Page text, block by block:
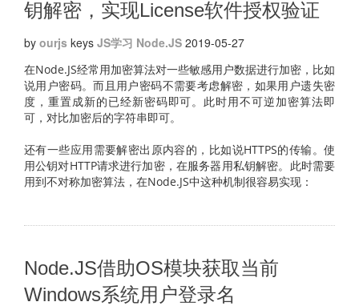
钥解密，实现License软件授权验证
by ourjs keys JS学习 Node.JS 2019-05-27
在Node.JS经常用加密算法对一些敏感用户数据进行加密，比如
说用户密码。而且用户密码不需要考虑解密，如果用户遗失密
度，重置成新的已经新密码即可。此时用不可逆加密算法即
可，对比加密后的字符串即可。
还有一些应用需要解密出原内容的，比如说HTTPS的传输。使
用公钥对HTTP请求进行加密，在服务器用私钥解密。此时需要
用到不对称加密算法，在Node.JS中这种机制很容易实现：
Node.JS借助OS模块获取当前
Windows系统用户登录名